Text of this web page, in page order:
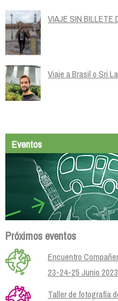
VIAJE SIN BILLETE
Viaje a Brasil o Sri
Eventos
Próximos eventos
Encuentro
23-24-25 Junio
Taller de fotografía